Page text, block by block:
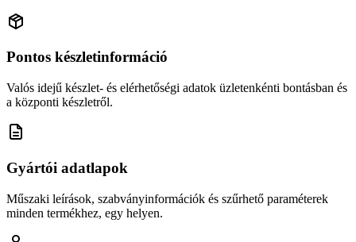
Pontos készletinformáció
Valós idejű készlet- és elérhetőségi adatok üzletenkénti bontásban és
a központi készletről.
Gyártói adatlapok
Műszaki leírások, szabványinformációk és szűrhető paraméterek
minden termékhez, egy helyen.